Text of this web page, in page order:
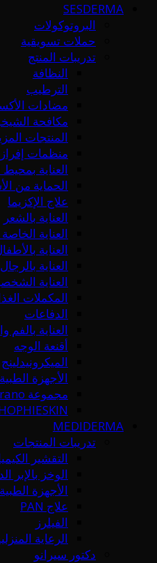
SESDERMA
البروتوكولات
حملات تسويقية
تدريبات المنتج
النظافة
الترطيب
مضادات
مكافحة
المنتجات
منظمات
العناية بمحيط
الحماية من
علاج الإكزيما
العناية بالشعر
العناية
العناية
العناية بالرجال
العناية
المكملات
الدفاعات
العناية بالفم
أقنعة الوجه
الميكرونيدلينج
الأجهزة الطبية
مجموعة Dr. Serrano
MEDIDERMA
تدريبات المنتجات
التقشير
الوخز بالإبر
الأجهزة الطبية
علاج PAN
الفيلرز
الرعاية
دكتور سيرانو